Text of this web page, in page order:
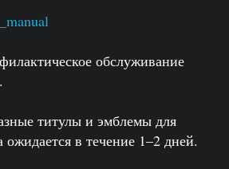
обслуживание
титулы и эмблемы для
в течение 1–2 дней.